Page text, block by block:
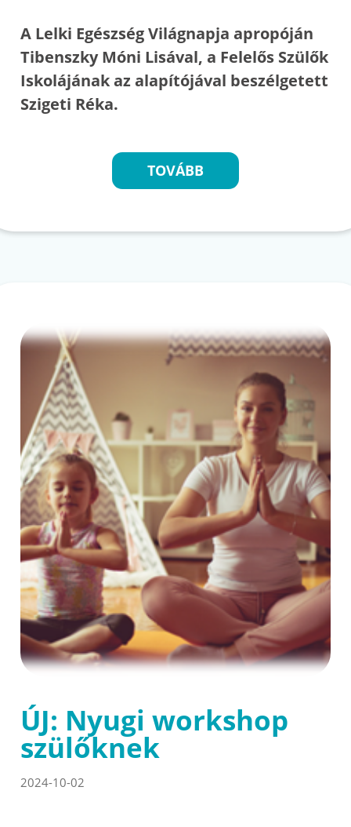
A Lelki Egészség Világnapja apropóján
Tibenszky Móni Lisával, a Felelős Szülők
Iskolájának az alapítójával beszélgetett
Szigeti Réka.
TOVÁBB
ÚJ: Nyugi workshop
szülőknek
2024-10-02